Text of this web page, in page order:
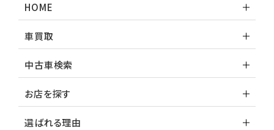
HOME
車買取
中古車検索
お店を探す
選ばれる理由